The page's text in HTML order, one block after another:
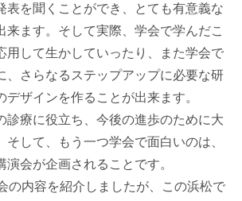
表を聞くことができ、とても有意義な
来ます。そして実際、学会で学んだこ
用して生かしていったり、また学会で
、さらなるステップアップに必要な研
デザインを作ることが出来ます。
療に役立ち、今後の進歩のために大
そして、もう一つ学会で面白いのは、
演会が企画されることです。
の内容を紹介しましたが、この浜松で